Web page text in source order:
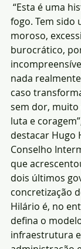
“Esta é uma
fogo. Tem sido
moroso,
burocrático,
nada
caso
sem dor, muito
luta e
destacar Hugo
Conselho
que
dois últimos
concretização
Hilário é, no
defina o
infraestrutura